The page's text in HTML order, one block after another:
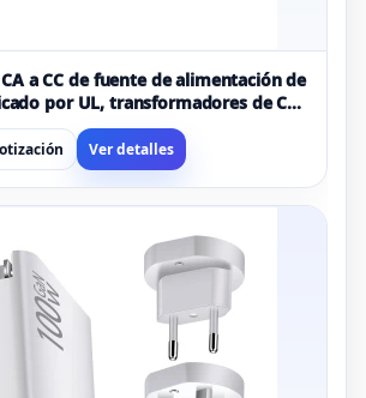
a CC de fuente de alimentación de
por UL, transformadores de CA
CC de 12 voltios
Ver detalles